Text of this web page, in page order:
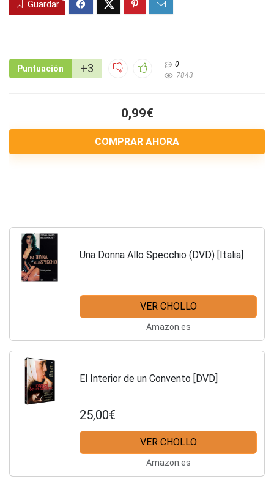
Guardar
Puntuación +3
0
7843
0,99€
COMPRAR AHORA
Una Donna Allo Specchio (DVD) [Italia]
VER CHOLLO
Amazon.es
El Interior de un Convento [DVD]
25,00€
VER CHOLLO
Amazon.es